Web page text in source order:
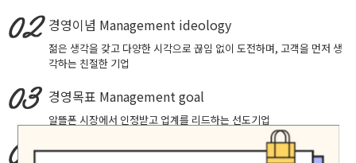
경영이념 Management ideology
젊은 생각을 갖고 다양한 시각으로 끊임 없이 도전하며, 고객을 먼저 생
각하는 친절한 기업
경영목표 Management goal
알뜰폰 시장에서 인정받고 업계를 리드하는 선도기업
핵심가치Core Values